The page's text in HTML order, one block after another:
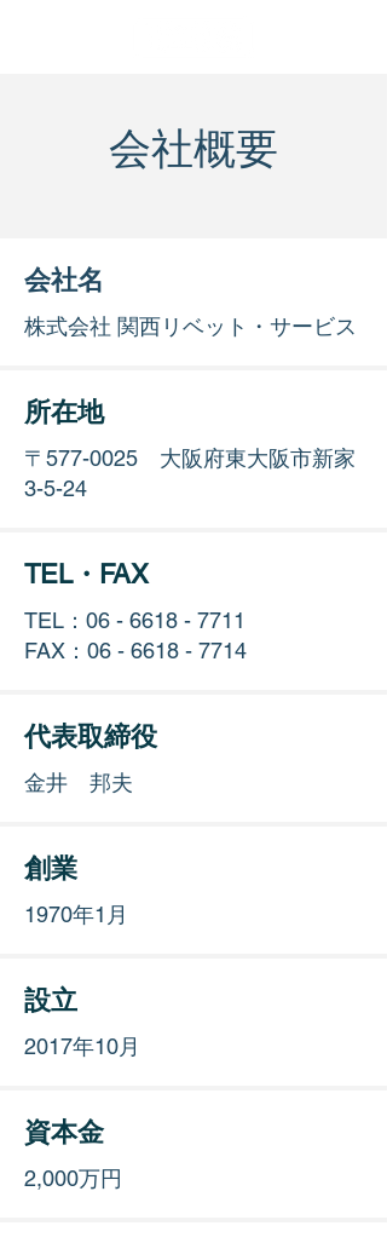
会社概要
会社名
株式会社 関西リベット・サービス
所在地
〒577-0025 大阪府東大阪市新家
3-5-24
TEL・FAX
TEL：06 - 6618 - 7711
FAX：06 - 6618 - 7714
代表取締役
​金井 邦夫
創業
1970年1月
設立
2017年10月
資本金
2,000万円